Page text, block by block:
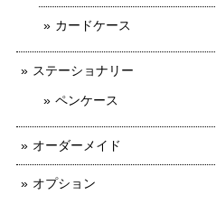
カードケース
ステーショナリー
ペンケース
オーダーメイド
オプション